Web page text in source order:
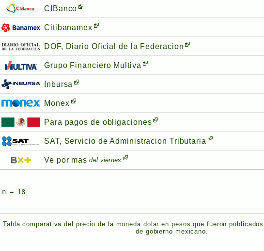
Tabla comparativa del precio de la moneda dolar en pesos que fueron
de gobierno mexicano.
CIBanco
Citibanamex
DOF, Diario Oficial de la Federacion
Grupo Financiero Multiva
Inbursa
Monex
Para pagos de obligaciones
SAT, Servicio de Administracion Tributaria
Ve por mas del viernes
n = 18